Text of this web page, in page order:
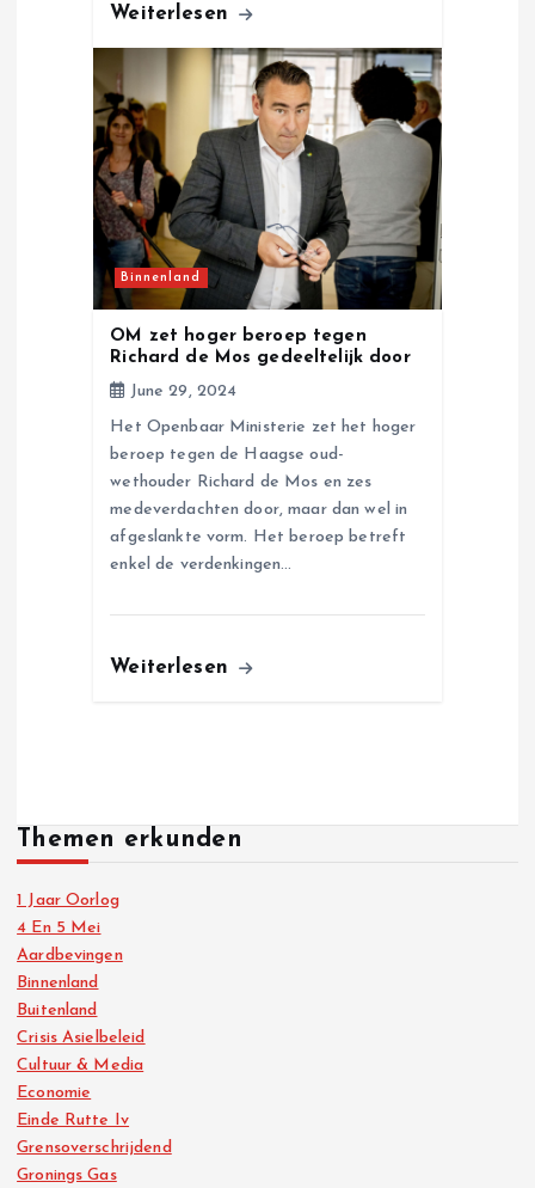
Weiterlesen
Binnenland
OM zet hoger beroep tegen
Richard de Mos gedeeltelijk door
June 29, 2024
Het Openbaar Ministerie zet het hoger
beroep tegen de Haagse oud-
wethouder Richard de Mos en zes
medeverdachten door, maar dan wel in
afgeslankte vorm. Het beroep betreft
enkel de verdenkingen…
Weiterlesen
Themen erkunden
1 Jaar Oorlog
4 En 5 Mei
Aardbevingen
Binnenland
Buitenland
Crisis Asielbeleid
Cultuur & Media
Economie
Einde Rutte Iv
Grensoverschrijdend
Gronings Gas